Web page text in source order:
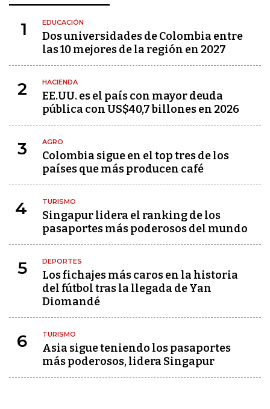
1 EDUCACIÓN
Dos universidades de Colombia entre
las 10 mejores de la región en 2027
2 HACIENDA
EE.UU. es el país con mayor deuda
pública con US$40,7 billones en 2026
3 AGRO
Colombia sigue en el top tres de los
países que más producen café
4 TURISMO
Singapur lidera el ranking de los
pasaportes más poderosos del mundo
5 DEPORTES
Los fichajes más caros en la historia
del fútbol tras la llegada de Yan
Diomandé
6 TURISMO
Asia sigue teniendo los pasaportes
más poderosos, lidera Singapur